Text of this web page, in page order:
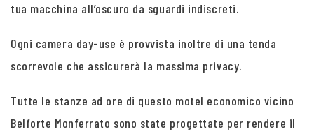
tua macchina all’oscuro da sguardi indiscreti.
Ogni camera day-use è provvista inoltre di una tenda
scorrevole che assicurerà la massima privacy.
Tutte le stanze ad ore di questo motel economico vicino
Belforte Monferrato sono state progettate per rendere il